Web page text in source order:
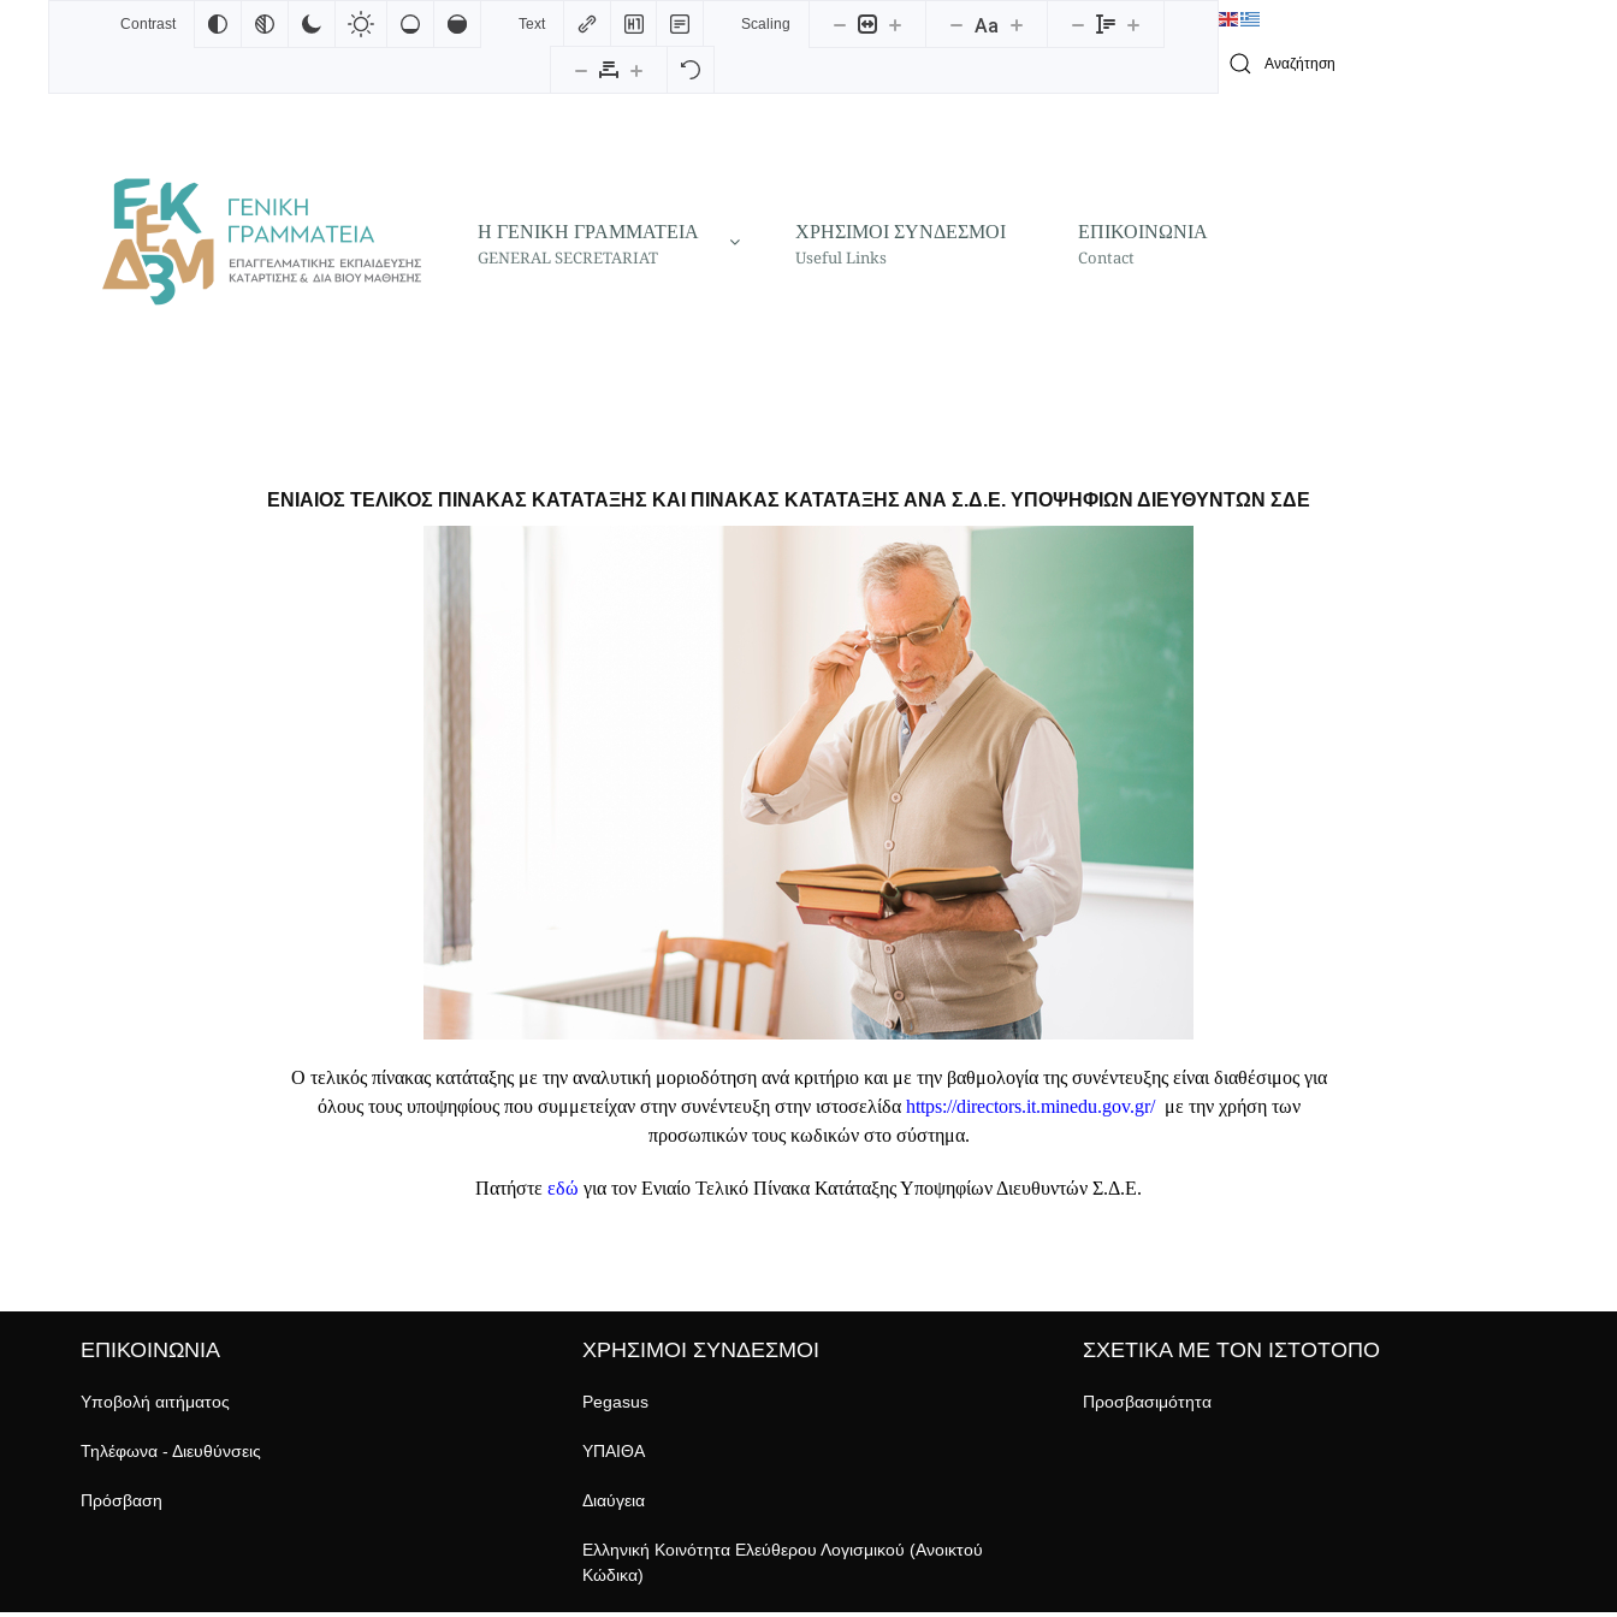
Contrast Text Scaling Aa
Η ΓΕΝΙΚΗ ΓΡΑΜΜΑΤΕΙΑ
GENERAL SECRETARIAT
ΧΡΗΣΙΜΟΙ ΣΥΝΔΕΣΜΟΙ
Useful Links
ΕΠΙΚΟΙΝΩΝΙΑ
Contact
ΕΝΙΑΙΟΣ ΤΕΛΙΚΟΣ ΠΙΝΑΚΑΣ ΚΑΤΑΤΑΞΗΣ ΚΑΙ ΠΙΝΑΚΑΣ ΚΑΤΑΤΑΞΗΣ ΑΝΑ Σ.Δ.Ε. ΥΠΟΨΗΦΙΩΝ ΔΙΕΥΘΥΝΤΩΝ ΣΔΕ
Ο τελικός πίνακας κατάταξης με την αναλυτική μοριοδότηση ανά κριτήριο και με την βαθμολογία της συνέντευξης είναι διαθέσιμος για
όλους τους υποψηφίους που συμμετείχαν στην συνέντευξη στην ιστοσελίδα https://directors.it.minedu.gov.gr/ με την χρήση των
προσωπικών τους κωδικών στο σύστημα.
Πατήστε εδώ για τον Ενιαίο Τελικό Πίνακα Κατάταξης Υποψηφίων Διευθυντών Σ.Δ.Ε.
ΕΠΙΚΟΙΝΩΝΙΑ
Υποβολή αιτήματος
Τηλέφωνα - Διευθύνσεις
Πρόσβαση
ΧΡΗΣΙΜΟΙ ΣΥΝΔΕΣΜΟΙ
Pegasus
ΥΠΑΙΘΑ
Διαύγεια
Ελληνική Κοινότητα Ελεύθερου Λογισμικού (Ανοικτού
Κώδικα)
ΣΧΕΤΙΚΑ ΜΕ ΤΟΝ ΙΣΤΟΤΟΠΟ
Προσβασιμότητα